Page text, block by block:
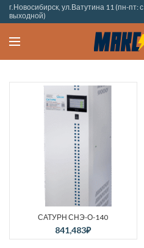
г.Новосибирск, ул.Ватутина 11 (пн-пт:
выходной)
САТУРН СНЭ-О-140
841,483₽